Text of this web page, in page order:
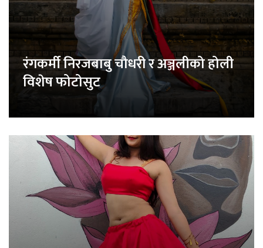
रंगकर्मी निरजबाबु चौधरी र अञ्जलीको होली
विशेष फोटोसुट